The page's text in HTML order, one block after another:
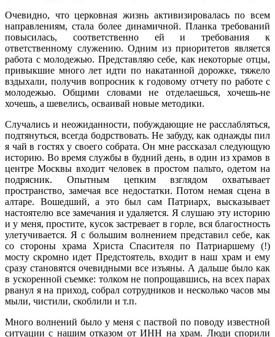
Очевидно, что церковная жизнь активизировалась по всем
направлениям, стала более динамичной. Планка требований
повысилась, соответственно ей и требования к
ответственному служению. Одним из приоритетов является
работа с молодежью. Представляю себе, как некоторые отцы,
привыкшие много лет идти по накатанной дорожке, тяжело
вздыхали, получив вопросник к годовому отчету по работе с
молодежью. Общими словами не отделаешься, хочешь-не
хочешь, а шевелись, осваивай новые методики.
Случались и неожиданности, побуждающие не расслабляться,
подтянуться, всегда бодрствовать. Не забуду, как однажды пил
я чай в гостях у своего собрата. Он мне рассказал следующую
историю. Во время службы в будний день, в один из храмов в
центре Москвы входит человек в простом пальто, одетом на
подрясник. Опытным цепким взглядом охватывает
пространство, замечая все недостатки. Потом немая сцена в
алтаре. Вошедший, а это был сам Патриарх, высказывает
настоятелю все замечания и удаляется. Я слушаю эту историю
и у меня, простите, кусок застревает в горле, вся благостность
улетучивается. Я с большим волнением представил себе, как
со стороны храма Христа Спасителя по Патриаршему (!)
мосту скромно идет Предстоятель, входит в наш храм и ему
сразу становятся очевидными все изъяны. А дальше было как
в ускоренной съемке: толком не попрощавшись, на всех парах
рванул я на приход, собрал сотрудников и несколько часов мы
мыли, чистили, скоблили и т.п.
Много волнений было у меня с паствой по поводу известной
ситуации с нашим отказом от ИНН на храм. Люди спорили